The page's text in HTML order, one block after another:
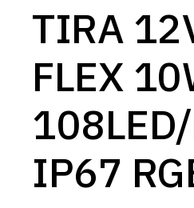
TIRA
FLEX
IP67